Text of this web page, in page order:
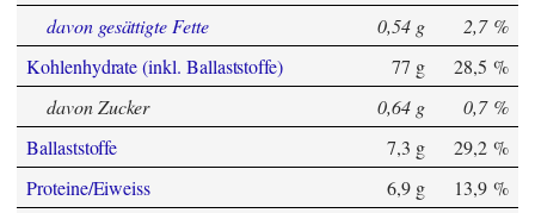
davon gesättigte Fette
0,54 g
2,7 %
Kohlenhydrate (inkl. Ballaststoffe)
77 g
28,5 %
davon Zucker
0,64 g
0,7 %
Ballaststoffe
7,3 g
29,2 %
Proteine/Eiweiss
6,9 g
13,9 %